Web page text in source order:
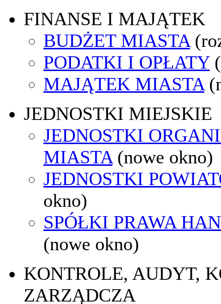
FINANSE I MAJĄTEK
BUDŻET MIASTA
PODATKI I OPŁATY
MAJĄTEK MIASTA
JEDNOSTKI MIEJSKIE
JEDNOSTKI
MIASTA (nowe okno)
JEDNOSTKI
okno)
SPÓŁKI PRAWA
(nowe okno)
KONTROLE, AUDYT,
ZARZĄDCZA